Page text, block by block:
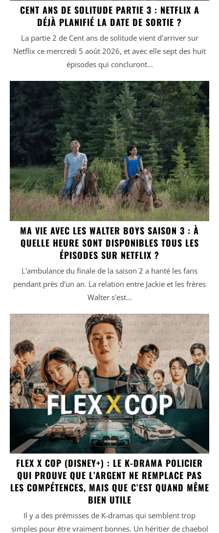
CENT ANS DE SOLITUDE PARTIE 3 : NETFLIX A
DÉJÀ PLANIFIÉ LA DATE DE SORTIE ?
La partie 2 de Cent ans de solitude vient d'arriver sur
Netflix ce mercredi 5 août 2026, et avec elle sept des huit
épisodes qui concluront...
MA VIE AVEC LES WALTER BOYS SAISON 3 : À
QUELLE HEURE SONT DISPONIBLES TOUS LES
ÉPISODES SUR NETFLIX ?
L'ambulance du finale de la saison 2 a hanté les fans
pendant près d'un an. La relation entre Jackie et les frères
Walter s'est...
FLEX X COP (DISNEY+) : LE K-DRAMA POLICIER
QUI PROUVE QUE L’ARGENT NE REMPLACE PAS
LES COMPÉTENCES, MAIS QUE C’EST QUAND MÊME
BIEN UTILE
Il y a des prémisses de K-dramas qui semblent trop
simples pour être vraiment bonnes. Un héritier de chaebol